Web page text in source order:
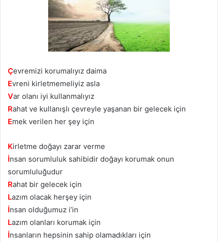
Çevremizi korumalıyız daima
Evreni kirletmemeliyiz asla
Var olanı iyi kullanmalıyız
Rahat ve kullanışlı çevreyle yaşanan bir gelecek için
Emek verilen her şey için
Kirletme doğayı zarar verme
İnsan sorumluluk sahibidir doğayı korumak onun
sorumluluğudur
Rahat bir gelecek için
Lazım olacak herşey için
İnsan olduğumuz i’in
Lazım olanları korumak için
İnsanların hepsinin sahip olamadıkları için